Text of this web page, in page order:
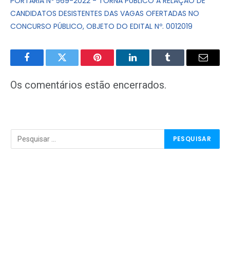
CANDIDATOS DESISTENTES DAS VAGAS OFERTADAS NO
CONCURSO PÚBLICO, OBJETO DO EDITAL Nº. 0012019
FacebookTwitter Pinterest LinkedInTumblr
E-
Os comentários estão encerrados.